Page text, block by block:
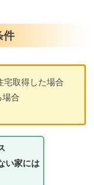
件
宅取得した場合
場合
い家には